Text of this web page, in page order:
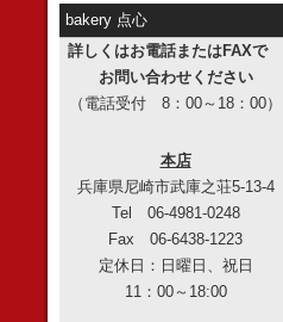
bakery 点心
詳しくはお電話またはFAXで
お問い合わせください
（電話受付 8：00～18：00）
本店
兵庫県尼崎市武庫之荘5-13-4
Tel 06-4981-0248
Fax 06-6438-1223
定休日：日曜日、祝日
11：00～18:00